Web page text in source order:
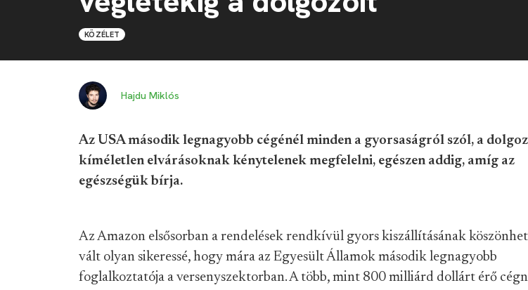
KÖZÉLET
Hajdu Miklós
Az USA második legnagyobb cégénél minden a gyorsaságról szól, a
kíméletlen elvárásoknak kénytelenek megfelelni, egészen addig, amíg az
egészségük bírja.
Az Amazon elsősorban a rendelések rendkívül gyors kiszállításának
vált olyan sikeressé, hogy mára az Egyesült Államok második legnagyobb
foglalkoztatója a versenyszektorban. A több, mint 800 milliárd dollárt érő